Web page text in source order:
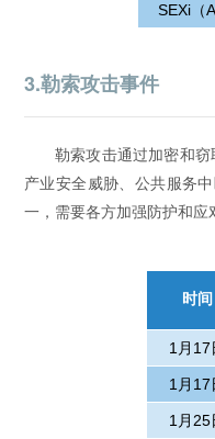
SEXi（
3.勒索攻击事件
勒索攻击通过加密和
产业安全威胁、公共服务
一，需要各方加强防护和
时间
1 月 17
1 月 17
1 月 25